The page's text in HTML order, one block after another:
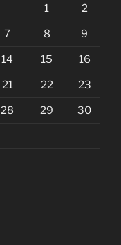
1 2
7 8 9
14 15 16
21 22 23
28 29 30